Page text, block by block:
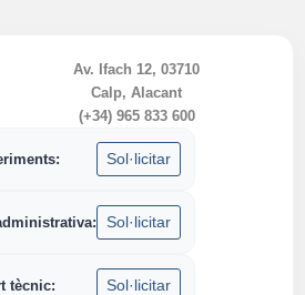
Av. Ifach 12, 03710
Calp, Alacant
(+34) 965 833 600
Sol·licitar
Sol·licitar
tècnic: Sol·licitar